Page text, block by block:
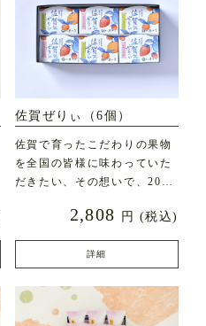
佐賀ぜりぃ（6個）
佐賀で育ったこだわりの果物
を全国の皆様に味わっていた
だきたい、その想いで、2020
2,808 円 (税込)
詳細